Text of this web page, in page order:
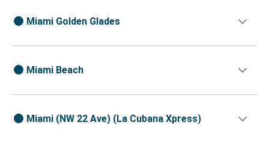
Miami Golden Glades
Miami Beach
Miami (NW 22 Ave) (La Cubana Xpress)